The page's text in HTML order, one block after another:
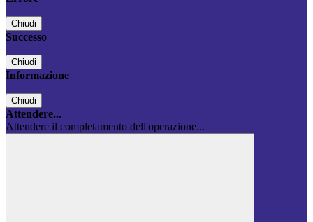
Chiudi
Successo
Chiudi
Informazione
Chiudi
Attendere...
Attendere il completamento dell'operazione...